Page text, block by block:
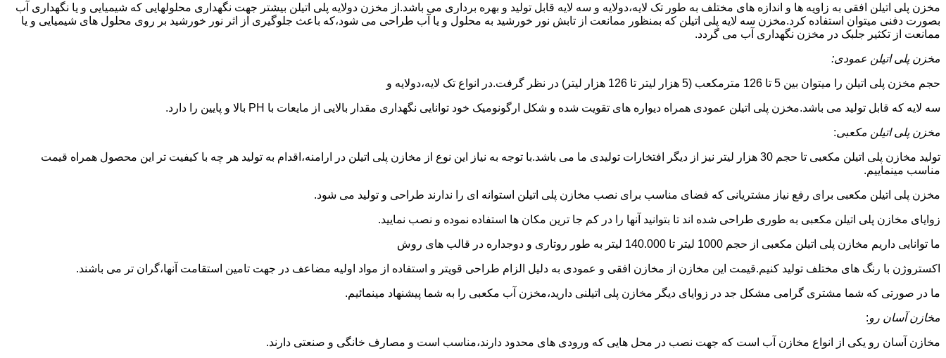
مخزن پلی اتیلن افقی به زاویه ها و اندازه های مختلف به طور تک لایه،دولایه و سه لایه قابل تولید و بهره برداری می باشد.از مخزن دولایه پلی اتیلن بیشتر جهت نگهداری محلولهایی که شیمیایی و یا نگهداری آب
بصورت دفنی میتوان استفاده کرد.مخزن سه لایه پلی اتیلن که بمنظور ممانعت از تابش نور خورشید به محلول و یا آب طراحی می شود،که باعث جلوگیری از اثر نور خورشید بر روی محلول های شیمیایی و یا
ممانعت از تکثیر جلبک در مخزن نگهداری آب می گردد.
مخزن پلی اتیلن عمودی:
حجم مخزن پلی اتیلن را میتوان بین 5 تا 126 مترمکعب (5 هزار لیتر تا 126 هزار لیتر) در نظر گرفت.در انواع تک لایه،دولایه و
سه لایه که قابل تولید می باشد.مخزن پلی اتیلن عمودی همراه دیواره های تقویت شده و شکل ارگونومیک خود توانایی نگهداری مقدار بالایی از مایعات با PH بالا و پایین را دارد.
مخزن پلی اتیلن مکعبی:
تولید مخازن پلی اتیلن مکعبی تا حجم 30 هزار لیتر نیز از دیگر افتخارات تولیدی ما می باشد.با توجه به نیاز این نوع از مخازن پلی اتیلن در ارامنه،اقدام به تولید هر چه با کیفیت تر این محصول همراه قیمت
مناسب مینماییم.
مخزن پلی اتیلن مکعبی برای رفع نیاز مشتریانی که فضای مناسب برای نصب مخازن پلی اتیلن استوانه ای را ندارند طراحی و تولید می شود.
زوایای مخازن پلی اتیلن مکعبی به طوری طراحی شده اند تا بتوانید آنها را در کم جا ترین مکان ها استفاده نموده و نصب نمایید.
ما توانایی داریم مخازن پلی اتیلن مکعبی از حجم 1000 لیتر تا 140.000 لیتر به طور روتاری و دوجداره در قالب های روش
اکستروژن با رنگ های مختلف تولید کنیم.قیمت این مخازن از مخازن افقی و عمودی به دلیل الزام طراحی قویتر و استفاده از مواد اولیه مضاعف در جهت تامین استقامت آنها،گران تر می باشند.
ما در صورتی که شما مشتری گرامی مشکل جد در زوایای دیگر مخازن پلی اتیلنی دارید،مخزن آب مکعبی را به شما پیشنهاد مینمائیم.
مخازن آسان رو:
مخازن آسان رو یکی از انواع مخازن آب است که جهت نصب در محل هایی که ورودی های محدود دارند،مناسب است و مصارف خانگی و صنعتی دارند.